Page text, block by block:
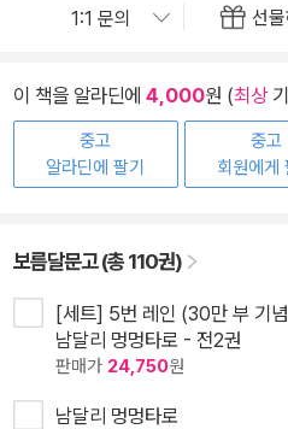
선
이 책을 알라딘에 4,000원 (최상
중고
알라딘에 팔기
중고
회원에게
보름달문고 (총 110권)
[세트] 5번 레인 (30만 부 기
남달리 멍멍타로 - 전2권
판매가 24,750원
남달리 멍멍타로